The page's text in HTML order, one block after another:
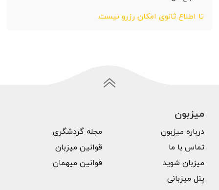
تا اطلاع ثانوی امکان رزرو نیست.
میزبون
درباره میزبون
تماس با ما
میزبان شوید
پنل میزبانی
مجله گردشگری
قوانین میزبان
قوانین میهمان